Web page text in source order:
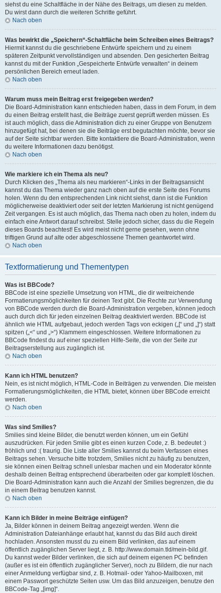
siehst du eine Schaltfläche in der Nähe des Beitrags, um diesen zu melden.
Du wirst dann durch die weiteren Schritte geführt.
Nach oben
Was bewirkt die „Speichern“-Schaltfläche beim Schreiben eines Beitrags?
Hiermit kannst du die geschriebene Entwürfe speichern und zu einem
späteren Zeitpunkt vervollständigen und absenden. Den gesicherten Beitrag
kannst du mit der Funktion „Gespeicherte Entwürfe verwalten“ in deinem
persönlichen Bereich erneut laden.
Nach oben
Warum muss mein Beitrag erst freigegeben werden?
Die Board-Administration kann entschieden haben, dass in dem Forum, in dem
du einen Beitrag erstellt hast, die Beiträge zuerst geprüft werden müssen. Es
ist auch möglich, dass die Administration dich zu einer Gruppe von Benutzern
hinzugefügt hat, bei denen sie die Beiträge erst begutachten möchte, bevor sie
auf der Seite sichtbar werden. Bitte kontaktiere die Board-Administration, wenn
du weitere Informationen dazu benötigst.
Nach oben
Wie markiere ich ein Thema als neu?
Durch Klicken des „Thema als neu markieren“-Links in der Beitragsansicht
kannst du das Thema wieder ganz nach oben auf die erste Seite des Forums
holen. Wenn du den entsprechenden Link nicht siehst, dann ist die Funktion
möglicherweise deaktiviert oder seit der letzten Markierung ist nicht genügend
Zeit vergangen. Es ist auch möglich, das Thema nach oben zu holen, indem du
einfach eine Antwort darauf schreibst. Stelle jedoch sicher, dass du die Regeln
dieses Boards beachtest! Es wird meist nicht gerne gesehen, wenn ohne
triftigen Grund auf alte oder abgeschlossene Themen geantwortet wird.
Nach oben
Textformatierung und Thementypen
Was ist BBCode?
BBCode ist eine spezielle Umsetzung von HTML, die dir weitreichende
Formatierungsmöglichkeiten für deinen Text gibt. Die Rechte zur Verwendung
von BBCode werden durch die Board-Administration vergeben, können jedoch
auch durch dich für jeden einzelnen Beitrag deaktiviert werden. BBCode ist
ähnlich wie HTML aufgebaut, jedoch werden Tags von eckigen („[“ und „]“) statt
spitzen („<“ und „>“) Klammern eingeschlossen. Weitere Informationen zu
BBCode findest du auf einer speziellen Hilfe-Seite, die von der Seite zur
Beitragserstellung aus zugänglich ist.
Nach oben
Kann ich HTML benutzen?
Nein, es ist nicht möglich, HTML-Code in Beiträgen zu verwenden. Die meisten
Formatierungsmöglichkeiten, die HTML bietet, können über BBCode erreicht
werden.
Nach oben
Was sind Smilies?
Smilies sind kleine Bilder, die benutzt werden können, um ein Gefühl
auszudrücken. Für jeden Smilie gibt es einen kurzen Code, z. B. bedeutet :)
fröhlich und :( traurig. Die Liste aller Smilies kannst du beim Verfassen eines
Beitrags sehen. Versuche bitte trotzdem, Smilies nicht zu häufig zu benutzen,
sie können einen Beitrag schnell unlesbar machen und ein Moderator könnte
deshalb deinen Beitrag entsprechend überarbeiten oder gar komplett löschen.
Die Board-Administration kann auch die Anzahl der Smilies begrenzen, die du
in einem Beitrag benutzen kannst.
Nach oben
Kann ich Bilder in meine Beiträge einfügen?
Ja, Bilder können in deinem Beitrag angezeigt werden. Wenn die
Administration Dateianhänge erlaubt hat, kannst du das Bild auch direkt
hochladen. Ansonsten musst du zu einem Bild verlinken, das auf einem
öffentlich zugänglichen Server liegt, z. B. http://www.domain.tld/mein-bild.gif.
Du kannst weder Bilder verlinken, die sich auf deinem eigenen PC befinden
(außer es ist ein öffentlich zugänglicher Server), noch zu Bildern, die nur nach
einer Anmeldung verfügbar sind, z. B. Hotmail- oder Yahoo-Mailboxen, mit
einem Passwort geschützte Seiten usw. Um das Bild anzuzeigen, benutze den
BBCode-Tag „[img]“.